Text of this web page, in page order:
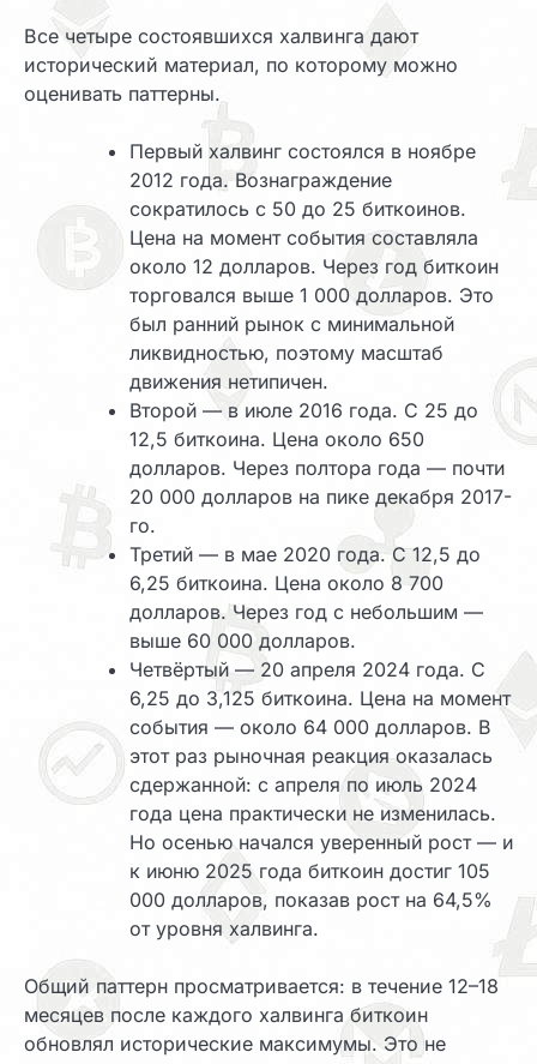
Все четыре состоявшихся халвинга дают
исторический материал, по которому можно
оценивать паттерны.
Первый халвинг состоялся в ноябре
2012 года. Вознаграждение
сократилось с 50 до 25 биткоинов.
Цена на момент события составляла
около 12 долларов. Через год биткоин
торговался выше 1 000 долларов. Это
был ранний рынок с минимальной
ликвидностью, поэтому масштаб
движения нетипичен.
Второй — в июле 2016 года. С 25 до
12,5 биткоина. Цена около 650
долларов. Через полтора года — почти
20 000 долларов на пике декабря 2017-
го.
Третий — в мае 2020 года. С 12,5 до
6,25 биткоина. Цена около 8 700
долларов. Через год с небольшим —
выше 60 000 долларов.
Четвёртый — 20 апреля 2024 года. С
6,25 до 3,125 биткоина. Цена на момент
события — около 64 000 долларов. В
этот раз рыночная реакция оказалась
сдержанной: с апреля по июль 2024
года цена практически не изменилась.
Но осенью начался уверенный рост — и
к июню 2025 года биткоин достиг 105
000 долларов, показав рост на 64,5%
от уровня халвинга.
Общий паттерн просматривается: в течение 12–18
месяцев после каждого халвинга биткоин
обновлял исторические максимумы. Это не